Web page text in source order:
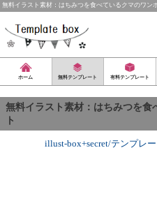
無料イラスト素材：はちみつを食べているクマのワン
ホーム 無料テンプレート 有料テンプレート
無料イラスト素材：はちみつを食
ト
illust-box+secret/テンプレー